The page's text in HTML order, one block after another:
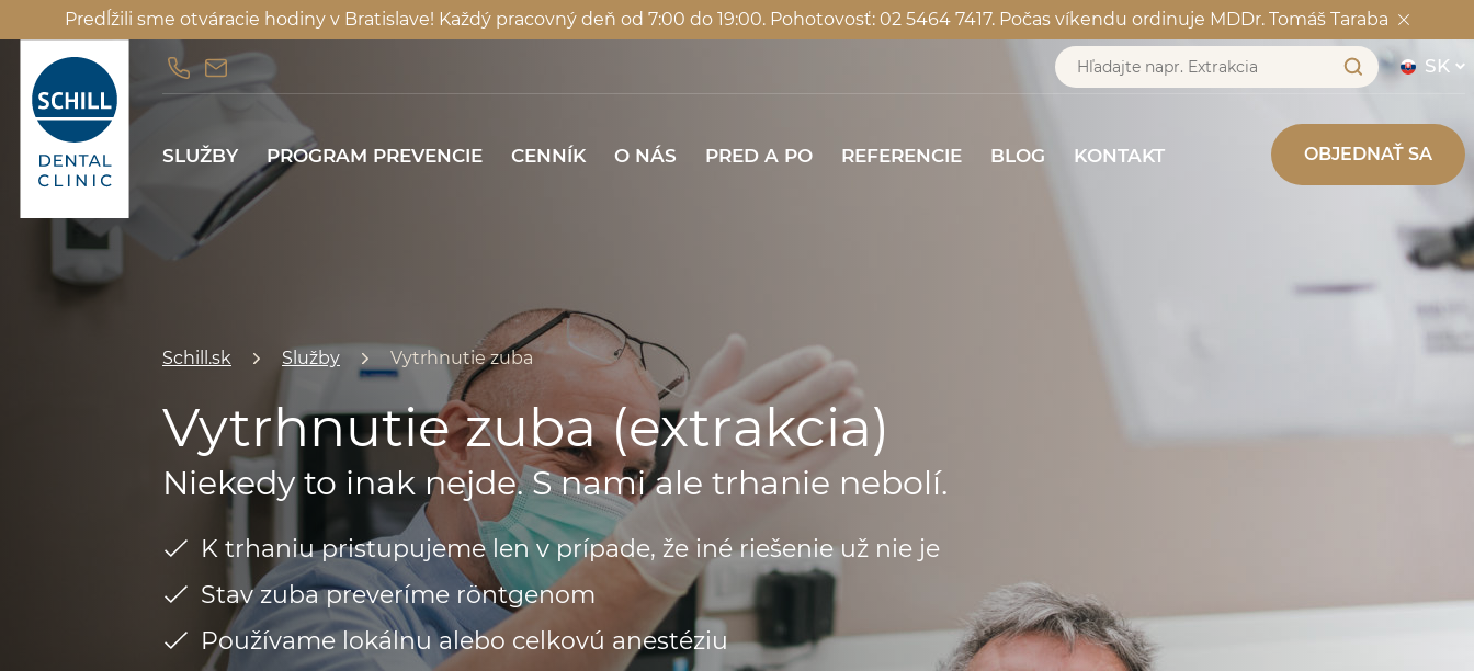
Predĺžili sme otváracie hodiny v Bratislave! Každý pracovný deň od 7:00 do 19:00. Pohotovosť: 02 5464 7417. Počas víkendu ordinuje MDDr. Tomáš Taraba
SK
SLUŽBY PROGRAM PREVENCIE CENNÍK O NÁS PRED A PO REFERENCIE BLOG KONTAKT OBJEDNAŤ SA
Schill.sk Služby Vytrhnutie zuba
Vytrhnutie zuba (extrakcia)
Niekedy to inak nejde. S nami ale trhanie nebolí.
K trhaniu pristupujeme len v prípade, že iné riešenie už nie je
Stav zuba preveríme röntgenom
Používame lokálnu alebo celkovú anestéziu
SLUŽBY PROGRAM PREVENCIE CENNÍK O NÁS PRED A PO REFERENCIE BLOG KONTAKT